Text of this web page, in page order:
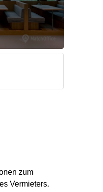
zum
Vermieters.